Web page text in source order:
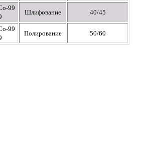
99
Шлифование 40/45
99
Полирование 50/60